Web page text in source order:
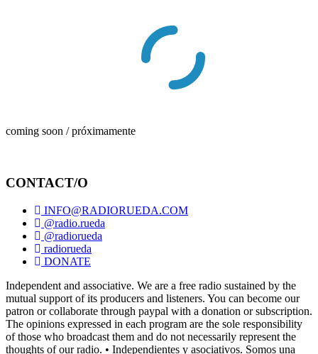
coming soon / próximamente
CONTACT/O
INFO@RADIORUEDA.COM
@radio.rueda
@radiorueda
radiorueda
DONATE
Independent and associative. We are a free radio sustained by the
mutual support of its producers and listeners. You can become our
patron or collaborate through paypal with a donation or subscription.
The opinions expressed in each program are the sole responsibility
of those who broadcast them and do not necessarily represent the
thoughts of our radio. • Independientes y asociativos. Somos una